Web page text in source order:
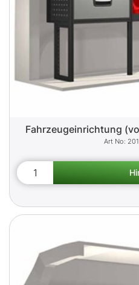
Fahrzeugeinrichtung